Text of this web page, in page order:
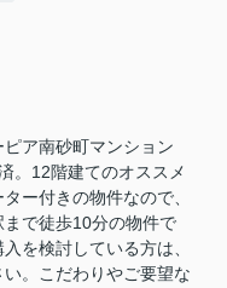
ピア南砂町マンション
12階建てのオススメ
ー付きの物件なので、
で徒歩10分の物件で
を検討している方は、
。こだわりやご要望な